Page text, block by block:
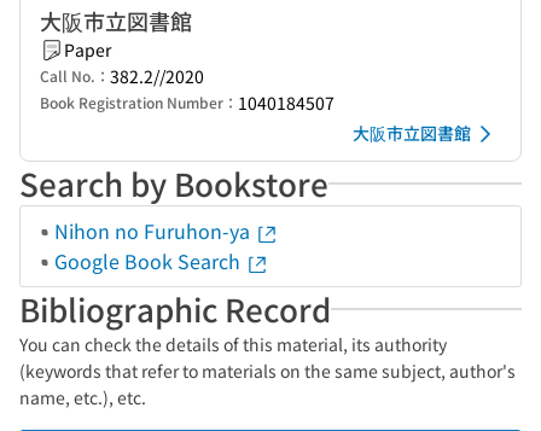
大阪市立図書館
Paper
Call No.： 382.2//2020
Book Registration Number： 1040184507
大阪市立図書館
Search by Bookstore
Nihon no Furuhon-ya
Google Book Search
Bibliographic Record
You can check the details of this material, its authority
(keywords that refer to materials on the same subject, author's
name, etc.), etc.